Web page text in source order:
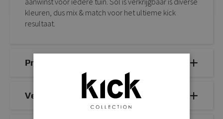
kleuren, dus mix & match voor het ultieme kick
resultaat.
Productdetails
Veelgestelde vragen